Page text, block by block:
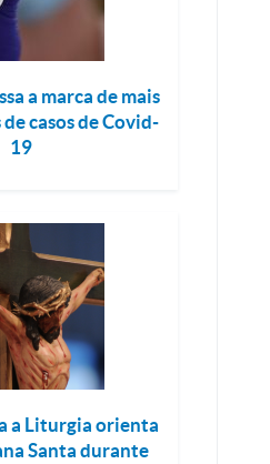
a marca de mais
casos de Covid-
19
a Liturgia orienta
Santa durante